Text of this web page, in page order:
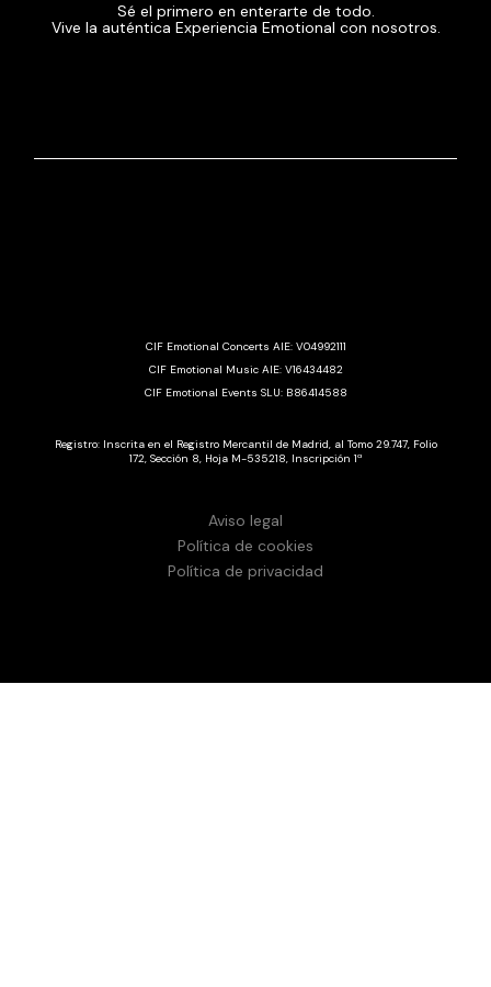
Sé el primero en enterarte de todo.
Vive la auténtica Experiencia Emotional con nosotros.
CIF Emotional Concerts AIE: V04992111
CIF Emotional Music AIE: V16434482
CIF Emotional Events SLU: B86414588
Registro: Inscrita en el Registro Mercantil de Madrid, al Tomo 29.747, Folio
172, Sección 8, Hoja M-535218, Inscripción 1ª
Aviso legal
Política de cookies
Política de privacidad